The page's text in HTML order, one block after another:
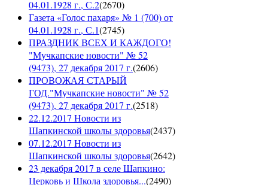
04.01.1928 г., С.2(2670)
Газета «Голос пахаря» № 1 (700) от
04.01.1928 г., С.1(2745)
ПРАЗДНИК ВСЕХ И КАЖДОГО!
"Мучкапские новости" № 52
(9473), 27 декабря 2017 г.(2606)
ПРОВОЖАЯ СТАРЫЙ
ГОД."Мучкапские новости" № 52
(9473), 27 декабря 2017 г.(2518)
22.12.2017 Новости из
Шапкинской школы здоровья(2437)
07.12.2017 Новости из
Шапкинской школы здоровья(2642)
23 декабря 2017 в селе Шапкино:
Церковь и Школа здоровья...(2490)